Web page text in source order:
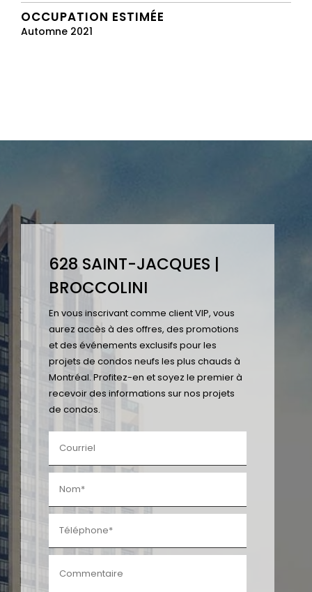
OCCUPATION ESTIMÉE
Automne 2021
628 SAINT-JACQUES |
BROCCOLINI
En vous inscrivant comme client VIP, vous
aurez accès à des offres, des promotions
et des événements exclusifs pour les
projets de condos neufs les plus chauds à
Montréal. Profitez-en et soyez le premier à
recevoir des informations sur nos projets
de condos.